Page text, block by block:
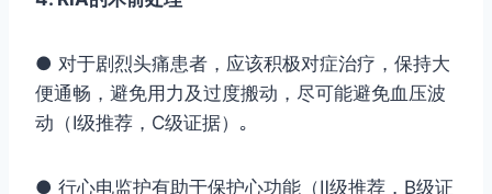
● 对于剧烈头痛患者，应该积极对症治疗，保持大
便通畅，避免用力及过度搬动，尽可能避免血压波
动（Ⅰ级推荐，C级证据）｡
● 行心电监护有助于保护心功能（Ⅱ级推荐，B级证